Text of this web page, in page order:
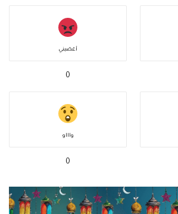
أغضبني
0
واااو
0